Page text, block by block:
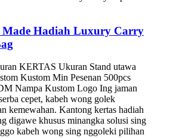
Made Hadiah Luxury Carry
KERTAS Ukuran Stand utawa
Kustom Min Pesenan 500pcs
Nampa Kustom Logo Ing jaman
cepet, kabeh wong golek
kemewahan. Kantong kertas hadiah
digawe khusus minangka solusi sing
kabeh wong sing nggoleki pilihan